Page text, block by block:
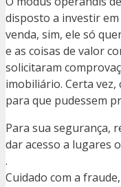
disposto a investir
venda, sim, ele só
e as coisas de valor
solicitaram
imobiliário. Certa
para que pudessem
Para sua segurança,
dar acesso a lugares
.
Cuidado com a